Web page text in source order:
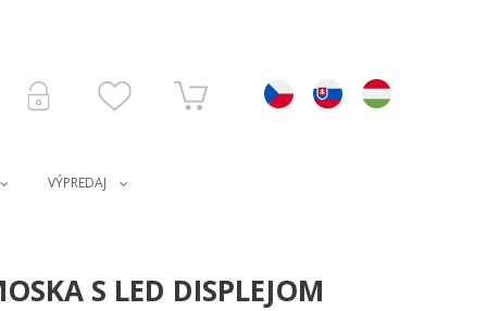
VÝPREDAJ
S LED DISPLEJOM